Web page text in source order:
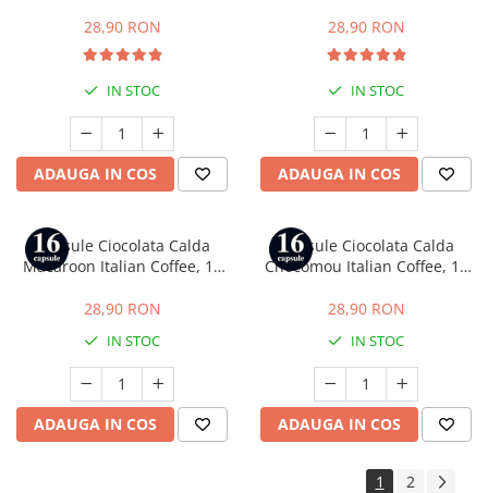
28,90 RON
IN STOC
ADAUGA IN COS
28,90 RON
IN STOC
ADAUGA IN COS
Capsule Ciocolata Calda
Macaroon Italian Coffee, 16
Gusto
28,90 RON
IN STOC
ADAUGA IN COS
Capsule Ciocolata Calda
Chocomou Italian Coffee, 16
Gusto
28,90 RON
IN STOC
ADAUGA IN COS
1 2